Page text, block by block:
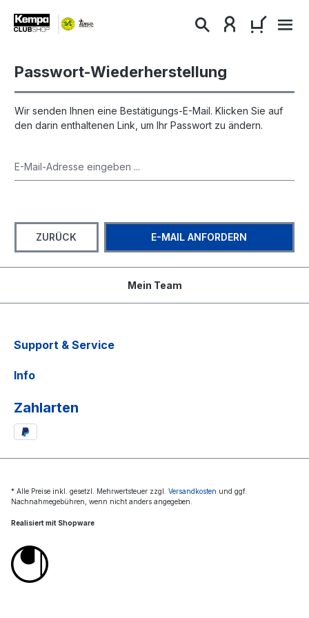
springen
Passwort-Wiederherstellung
Wir senden Ihnen eine Bestätigungs-E-Mail. Klicken Sie auf
den darin enthaltenen Link, um Ihr Passwort zu ändern.
ZURÜCK E-MAIL ANFORDERN
Mein Team
Support & Service
Info
Zahlarten
* Alle Preise inkl. gesetzl. Mehrwertsteuer zzgl. Versandkosten und ggf.
Nachnahmegebühren, wenn nicht anders angegeben.
Realisiert mit Shopware